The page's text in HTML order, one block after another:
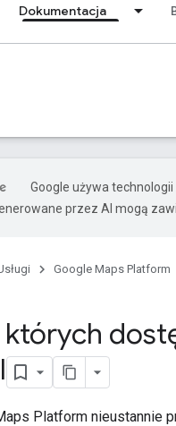
Dokumentacja
Google używa
przez AI mogą
Google Maps Platform
Platform